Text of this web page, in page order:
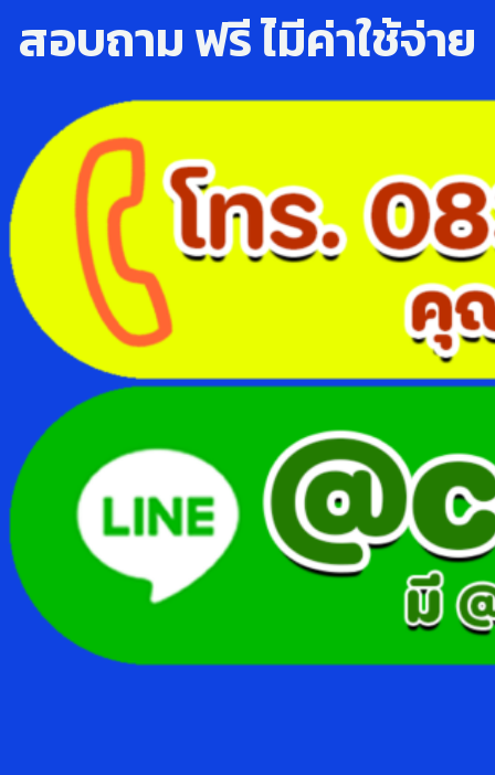
สอบถาม ฟรี ไ่มีค่าใช้จ่าย